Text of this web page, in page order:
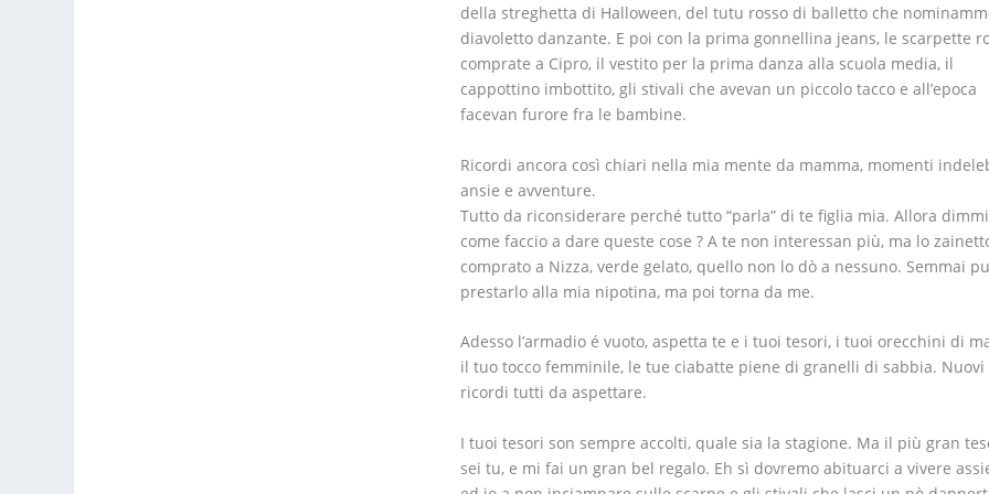
della streghetta di Halloween, del tutu rosso di balletto che
diavoletto danzante. E poi con la prima gonnellina jeans, le scarpette
comprate a Cipro, il vestito per la prima danza alla scuola media, il
cappottino imbottito, gli stivali che avevan un piccolo tacco e all’epoca
facevan furore fra le bambine.
Ricordi ancora così chiari nella mia mente da mamma, momenti
ansie e avventure.
Tutto da riconsiderare perché tutto “parla” di te figlia mia. Allora
come faccio a dare queste cose ? A te non interessan più, ma lo
comprato a Nizza, verde gelato, quello non lo dò a nessuno. Semmai
prestarlo alla mia nipotina, ma poi torna da me.
Adesso l’armadio é vuoto, aspetta te e i tuoi tesori, i tuoi orecchini di
il tuo tocco femminile, le tue ciabatte piene di granelli di sabbia. Nuovi
ricordi tutti da aspettare.
I tuoi tesori son sempre accolti, quale sia la stagione. Ma il più gran
sei tu, e mi fai un gran bel regalo. Eh sì dovremo abituarci a vivere